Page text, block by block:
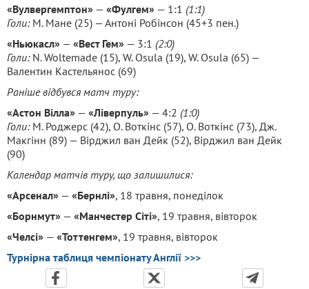
«Вулвергемптон» — «Фулгем» — 1:1 (1:1)
Голи: М. Мане (25) — Антоні Робінсон (45+3 пен.)
«Ньюкасл» — «Вест Гем» — 3:1 (2:0)
Голи: N. Woltemade (15), W. Osula (19), W. Osula (65) —
Валентин Кастельянос (69)
Раніше відбувся матч туру:
«Астон Вілла» — «Ліверпуль» — 4:2 (1:0)
Голи: M. Роджерс (42), О. Воткінс (57), О. Воткінс (73), Дж.
Макгінн (89) — Вірджил ван Дейк (52), Вірджил ван Дейк
(90)
Календар матчів туру, що залишилися:
«Арсенал» — «Бернлі», 18 травня, понеділок
«Борнмут» — «Манчестер Сіті», 19 травня, вівторок
«Челсі» — «Тоттенгем», 19 травня, вівторок
Турнірна таблиця чемпіонату Англії >>>